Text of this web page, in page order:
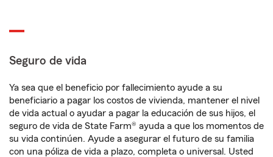
Seguro de vida
Ya sea que el beneficio por fallecimiento ayude a su
beneficiario a pagar los costos de vivienda, mantener el nivel
de vida actual o ayudar a pagar la educación de sus hijos, el
seguro de vida de State Farm® ayuda a que los momentos de
su vida continúen. Ayude a asegurar el futuro de su familia
con una póliza de vida a plazo, completa o universal. Usted